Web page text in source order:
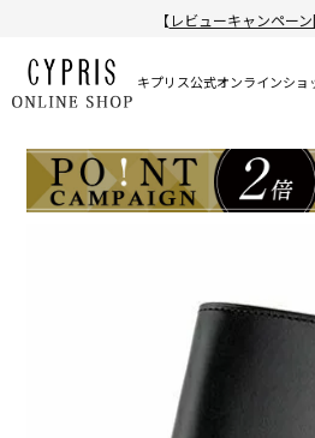
【レビューキャンペーン
キプリス公式オンラインショ